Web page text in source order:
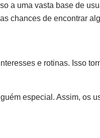
a uma vasta base de
chances de encontrar
e rotinas. Isso
especial. Assim, os